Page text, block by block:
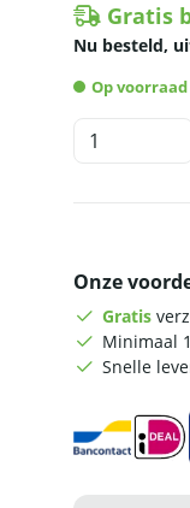
Gratis
Nu besteld,
Op voorraad
HCB
2
kW
-
90
Onze
Gratis
Minimaal
Snelle